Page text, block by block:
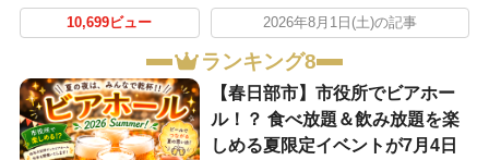
10,699ビュー 2026年8月1日(土)の記事
ランキング8
【春日部市】市役所でビアホー
ル！？ 食べ放題＆飲み放題を楽
しめる夏限定イベントが7月4日